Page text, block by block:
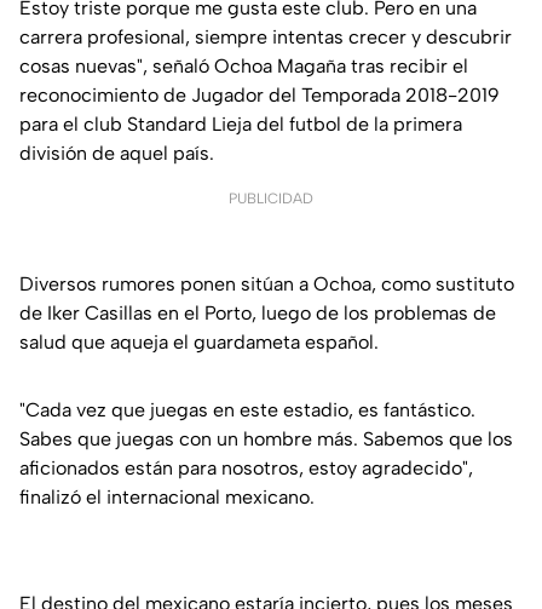
Estoy triste porque me gusta este club. Pero en una
carrera profesional, siempre intentas crecer y descubrir
cosas nuevas", señaló Ochoa Magaña tras recibir el
reconocimiento de Jugador del Temporada 2018-2019
para el club Standard Lieja del futbol de la primera
división de aquel país.
PUBLICIDAD
Diversos rumores ponen sitúan a Ochoa, como sustituto
de Iker Casillas en el Porto, luego de los problemas de
salud que aqueja el guardameta español.
"Cada vez que juegas en este estadio, es fantástico.
Sabes que juegas con un hombre más. Sabemos que los
aficionados están para nosotros, estoy agradecido",
finalizó el internacional mexicano.
El destino del mexicano estaría incierto, pues los meses